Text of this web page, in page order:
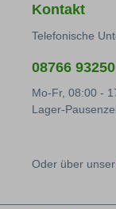
Kontakt
Telefonische
08766 93250
Mo-Fr, 08:00 -
Lager-
Oder über unser